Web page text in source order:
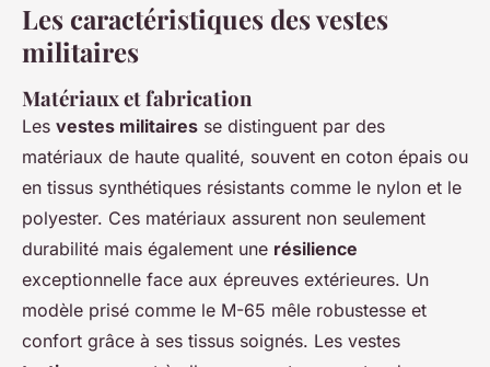
Les caractéristiques des vestes
militaires
Matériaux et fabrication
Les vestes militaires se distinguent par des
matériaux de haute qualité, souvent en coton épais ou
en tissus synthétiques résistants comme le nylon et le
polyester. Ces matériaux assurent non seulement
durabilité mais également une résilience
exceptionnelle face aux épreuves extérieures. Un
modèle prisé comme le M-65 mêle robustesse et
confort grâce à ses tissus soignés. Les vestes